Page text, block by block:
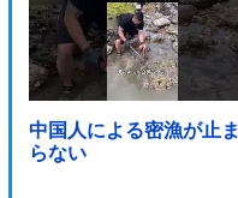
中国人による密漁が止ま
らない